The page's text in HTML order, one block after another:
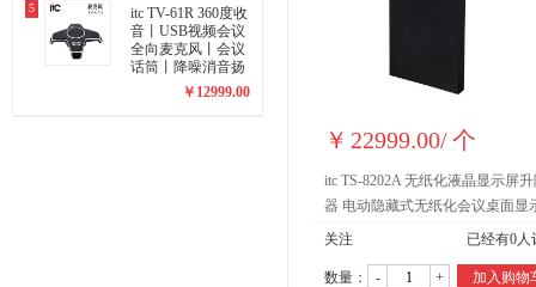
5
itc TV-61R 360度收
音丨USB视频会议
全向麦克风丨会议
话筒丨降噪消音扬
声器 USB接口 TV-
￥ 12999.00
￥ 22999.00/个
itc TS-8202A 无纸化液晶显示屏
器 电动隐藏式无纸化会议桌面显
一体式 TS-8202A
关注 已经有0人
数量： - + 加入购物